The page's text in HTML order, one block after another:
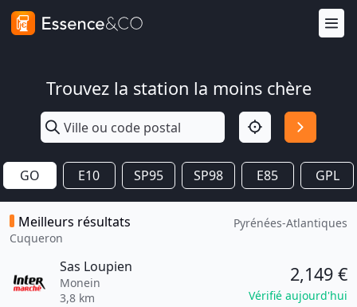
Trouvez la station la moins chère
GO E10 SP95 SP98 E85 GPL
Meilleurs résultats
Cuqueron
Pyrénées-Atlantiques
Sas Loupien
Monein
3,8 km
2,149 €
Vérifié aujourd'hui